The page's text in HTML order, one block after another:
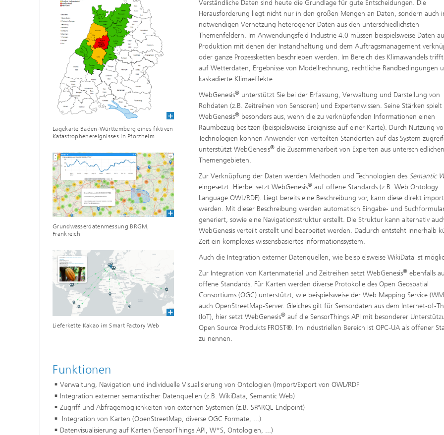
Lagekarte Baden-Württemberg eines fiktiven
Katastrophenereignisses in Pforzheim
Grundwasserdatenmessung BRGM,
Frankreich
Lieferkette Kakao im Smart Factory Web
Verständliche Daten sind heute die Grundlage für gute Entscheidungen. Die
Herausforderung liegt nicht nur in den großen Mengen an Daten, sondern auch
notwendigen Vernetzung heterogener Daten aus den unterschiedlichsten
Themenfeldern. Im Anwendungsfeld Industrie 4.0 müssen beispielsweise Daten
Produktion mit denen der Instandhaltung und dem Auftragsmanagement
oder ganze Prozessketten beschrieben werden. Im Bereich des Klimawandels
auf Wetterdaten, Ergebnisse von Modellrechnung, rechtliche Randbedingungen
kaskadierte Klimaeffekte.
WebGenesis® unterstützt Sie bei der Erfassung, Verwaltung und Darstellung von
Rohdaten (z.B. Zeitreihen von Sensoren) und Expertenwissen. Seine Stärken spielt
WebGenesis® besonders aus, wenn die zu verknüpfenden Informationen einen
Raumbezug besitzen (beispielsweise Ereignisse auf einer Karte). Durch Nutzung
Technologien können Anwender von verteilten Standorten auf das System
unterstützt WebGenesis® die Zusammenarbeit von Experten aus unterschiedlichen
Themengebieten.
Zur Verknüpfung der Daten werden Methoden und Technologien des Semantic
eingesetzt. Hierbei setzt WebGenesis® auf offene Standards (z.B. Web Ontology
Language OWL/RDF). Liegt bereits eine Beschreibung vor, kann diese direkt
werden. Mit dieser Beschreibung werden automatisch Eingabe- und
generiert, sowie eine Navigationsstruktur erstellt. Die Struktur kann alternativ
WebGenesis verteilt erstellt und bearbeitet werden. Dadurch entsteht innerhalb
Zeit ein komplexes wissensbasiertes Informationssystem.
Auch die Integration externer Datenquellen, wie beispielsweise WikiData ist
Zur Integration von Kartenmaterial und Zeitreihen setzt WebGenesis® ebenfalls
offene Standards. Für Karten werden diverse Protokolle des Open Geospatial
Consortiums (OGC) unterstützt, wie beispielsweise der Web Mapping Service
auch OpenStreetMap-Server. Gleiches gilt für Sensordaten aus dem Internet-of-
(IoT), hier setzt WebGenesis® auf die SensorThings API mit besonderer
Open Source Produkts FROST®. Im industriellen Bereich ist OPC-UA als offener
zu nennen.
Funktionen
Verwaltung, Navigation und individuelle Visualisierung von Ontologien (Import/Export von OWL/RDF
Integration externer semantischer Datenquellen (z.B. WikiData, Semantic Web)
Zugriff und Abfragemöglichkeiten von externen Systemen (z.B. SPARQL-Endpoint)
Integration von Karten (OpenStreetMap, diverse OGC Formate, ...)
Datenvisualisierung auf Karten (SensorThings API, W*S, Ontologien, ...)